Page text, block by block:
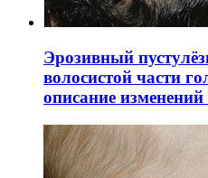
Эрозивный
волосистой части
описание